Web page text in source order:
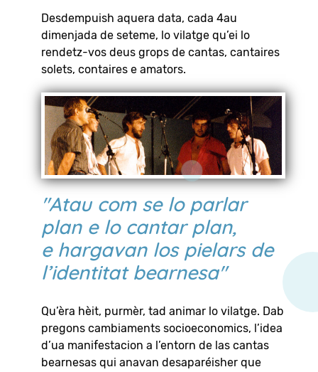
Desdempuish aquera data, cada 4au
dimenjada de seteme, lo vilatge qu’ei lo
rendetz-vos deus grops de cantas, cantaires
solets, contaires e amators.
"Atau com se lo parlar
plan e lo cantar plan,
e hargavan los pielars de
l’identitat bearnesa"
Qu’èra hèit, purmèr, tad animar lo vilatge. Dab
pregons cambiaments socioeconomics, l’idea
d’ua manifestacion a l’entorn de las cantas
bearnesas qui anavan desaparéisher que